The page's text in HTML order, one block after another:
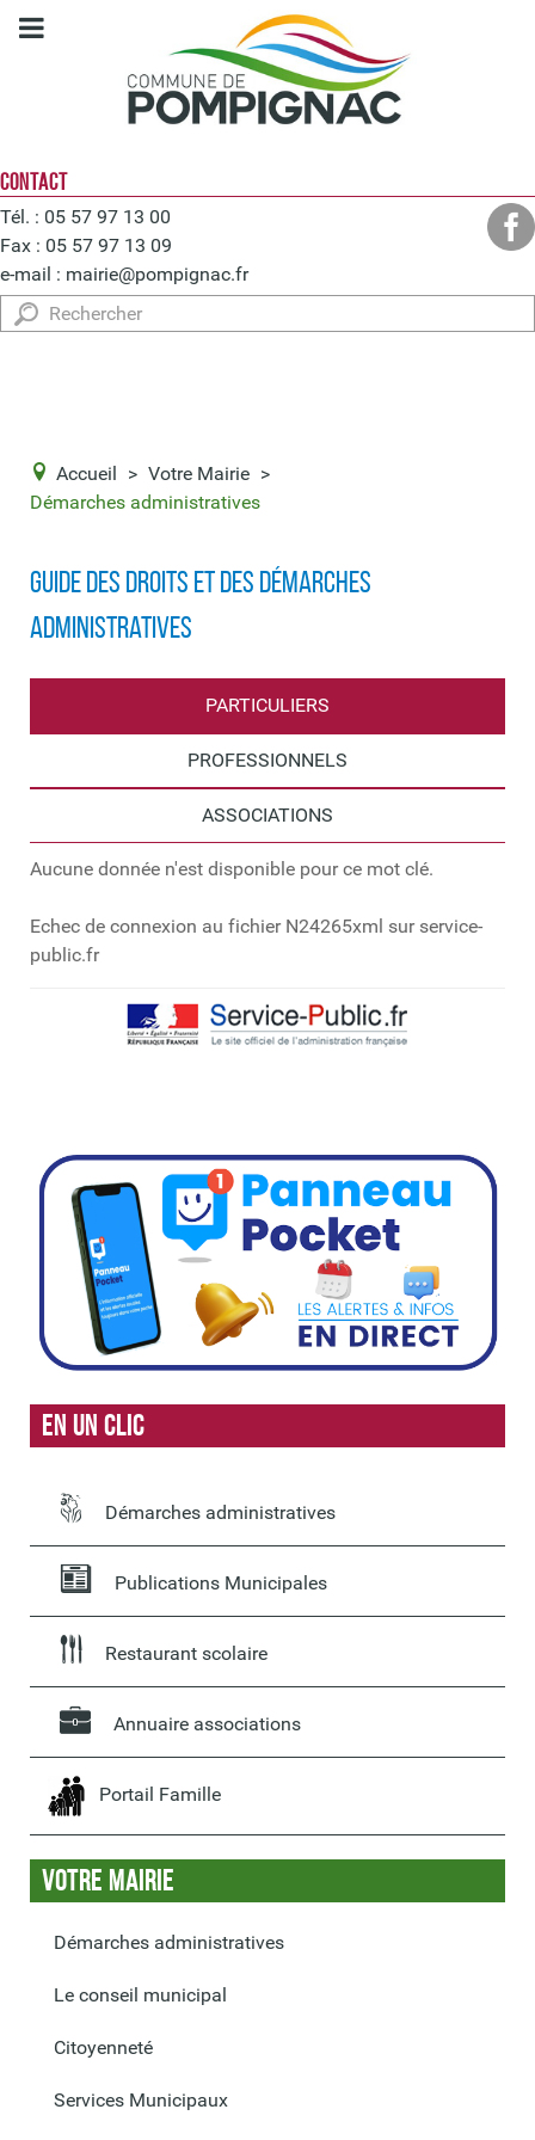
CONTACT
Tél. : 05 57 97 13 00
Fax : 05 57 97 13 09
e-mail : mairie@pompignac.fr
Rechercher
Accueil > Votre Mairie >
Démarches administratives
Guide des droits et des démarches
administratives
PARTICULIERS
PROFESSIONNELS
ASSOCIATIONS
Aucune donnée n'est disponible pour ce mot clé.
Echec de connexion au fichier N24265xml sur service-
public.fr
En un clic
Démarches administratives
Publications Municipales
Restaurant scolaire
Annuaire associations
Portail Famille
Votre Mairie
Démarches administratives
Le conseil municipal
Citoyenneté
Services Municipaux